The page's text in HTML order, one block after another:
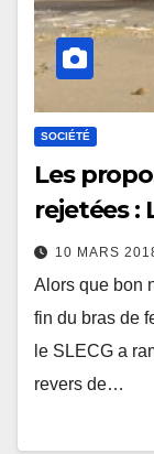
SOCIÉTÉ
Les
rejetées :
10 MARS
Alors que bon
fin du bras de
le SLECG a
revers de…